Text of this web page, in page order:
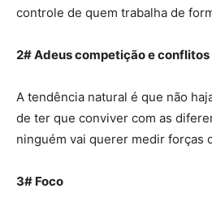
controle de quem trabalha de
2# Adeus competição e conflitos
A tendência natural é que não
de ter que conviver com as
ninguém vai querer medir forças
3# Foco